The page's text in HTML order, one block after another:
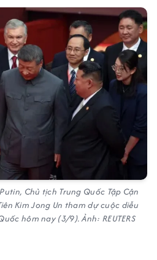
Chủ tịch Trung Quốc Tập Cận
Kim Jong Un tham dự cuộc diễu
hôm nay (3/9). Ảnh: REUTERS